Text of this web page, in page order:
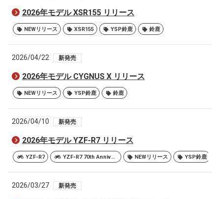
2026年モデル XSR155 リリース
NEWリリース XSR155 YSP鈴鹿 鈴鹿
2026/04/22 新発売
2026年モデル CYGNUS X リリース
NEWリリース YSP鈴鹿 鈴鹿
2026/04/10 新発売
2026年モデル YZF-R7 リリース
YZF-R7 YZF-R7 70th Anniversary Edition NEWリリース YSP鈴鹿
2026/03/27 新発売